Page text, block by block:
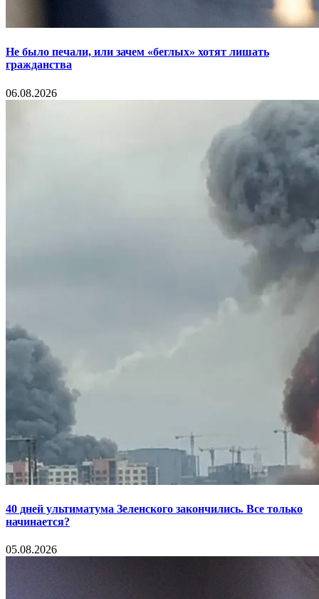
Не было печали, или зачем «беглых» хотят лишать
гражданства
06.08.2026
40 дней ультиматума Зеленского закончились. Все только
начинается?
05.08.2026